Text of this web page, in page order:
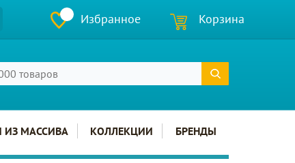
Избранное Корзина
ИЗ МАССИВА КОЛЛЕКЦИИ БРЕНДЫ